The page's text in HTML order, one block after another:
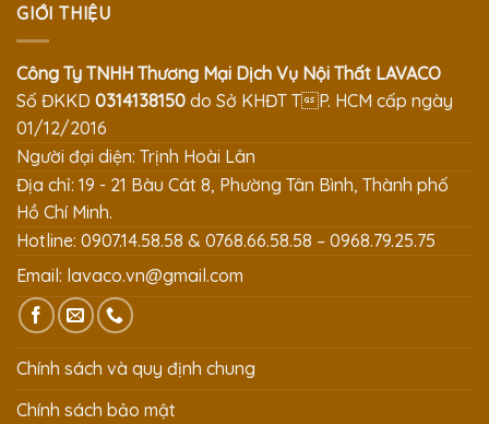
GIỚI THIỆU
Công Ty TNHH Thương Mại Dịch Vụ Nội Thất LAVACO
Số ĐKKD 0314138150 do Sở KHĐT TP. HCM cấp ngày
01/12/2016
Người đại diện: Trịnh Hoài Lân
Địa chỉ: 19 - 21 Bàu Cát 8, Phường Tân Bình, Thành phố
Hồ Chí Minh.
Hotline: 0907.14.58.58 & 0768.66.58.58 – 0968.79.25.75
Email: lavaco.vn@gmail.com
Chính sách và quy định chung
Chính sách bảo mật